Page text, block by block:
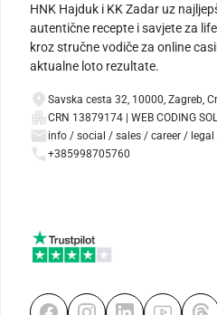
HNK Hajduk i KK Zadar uz
autentične recepte i savjete za
kroz stručne vodiče za online
aktualne loto rezultate.
Savska cesta 32, 10000, Zagreb,
CRN 13879174 | WEB CODING
info / social / sales / career /
+385998705760